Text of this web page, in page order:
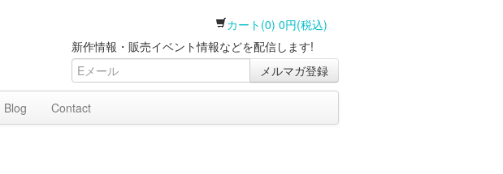
カート(0) 0円(税込)
新作情報・販売イベント情報などを配信します!
メルマガ登録
Blog Contact